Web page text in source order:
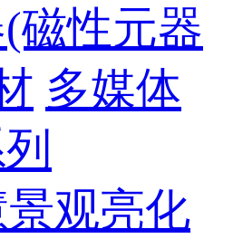
磁性元器
多媒体
观亮化